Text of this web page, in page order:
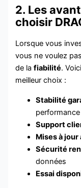
2. Les
choisir
Lorsque vous
vous ne voulez
de lafiabilité.
meilleur choix :
Stabilité
performance
Support
Mises à
Sécurité
données
Essai